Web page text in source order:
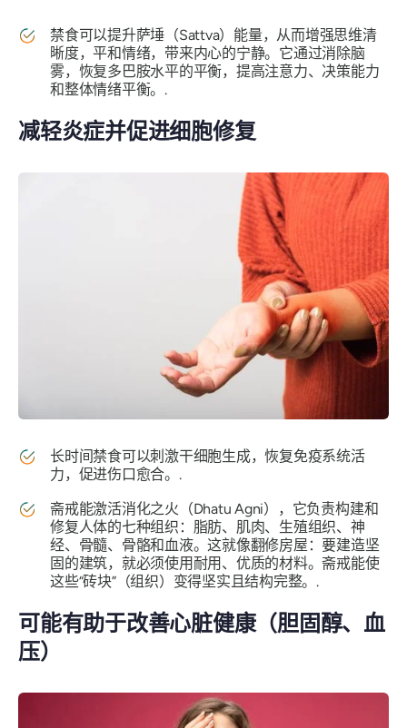
禁食可以提升萨埵（Sattva）能量，从而增强思维清
晰度，平和情绪，带来内心的宁静。它通过消除脑
雾，恢复多巴胺水平的平衡，提高注意力、决策能力
和整体情绪平衡。.
减轻炎症并促进细胞修复
长时间禁食可以刺激干细胞生成，恢复免疫系统活
力，促进伤口愈合。.
斋戒能激活消化之火（Dhatu Agni），它负责构建和
修复人体的七种组织：脂肪、肌肉、生殖组织、神
经、骨髓、骨骼和血液。这就像翻修房屋：要建造坚
固的建筑，就必须使用耐用、优质的材料。斋戒能使
这些“砖块”（组织）变得坚实且结构完整。.
可能有助于改善心脏健康（胆固醇、血
压）